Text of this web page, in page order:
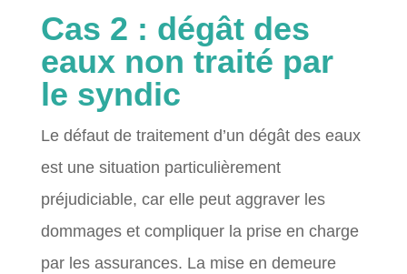
Cas 2 : dégât des
eaux non traité par
le syndic
Le défaut de traitement d’un dégât des eaux
est une situation particulièrement
préjudiciable, car elle peut aggraver les
dommages et compliquer la prise en charge
par les assurances. La mise en demeure